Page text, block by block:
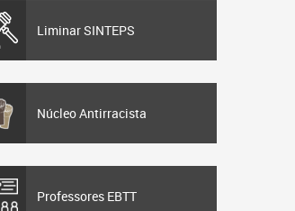
Liminar SINTEPS
Núcleo Antirracista
Professores EBTT